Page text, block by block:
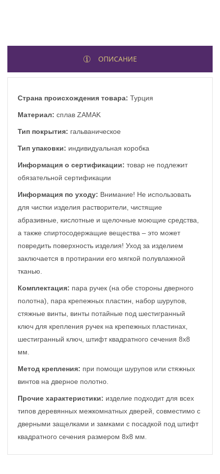
ОПИСАНИЕ
Страна происхождения товара: Турция
Материал: сплав ZAMAK
Тип покрытия: гальваническое
Тип упаковки: индивидуальная коробка
Информация о сертификации: товар не подлежит
обязательной сертификации
Информация по уходу: Внимание! Не использовать
для чистки изделия растворители, чистящие
абразивные, кислотные и щелочные моющие средства,
а также спиртосодержащие вещества – это может
повредить поверхность изделия! Уход за изделием
заключается в протирании его мягкой полувлажной
тканью.
Комплектация: пара ручек (на обе стороны дверного
полотна), пара крепежных пластин, набор шурупов,
стяжные винты, винты потайные под шестигранный
ключ для крепления ручек на крепежных пластинах,
шестигранный ключ, штифт квадратного сечения 8х8
мм.
Метод крепления: при помощи шурупов или стяжных
винтов на дверное полотно.
Прочие характеристики: изделие подходит для всех
типов деревянных межкомнатных дверей, совместимо с
дверными защелками и замками с посадкой под штифт
квадратного сечения размером 8х8 мм.